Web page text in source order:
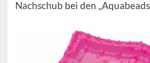
Nachschub bei den